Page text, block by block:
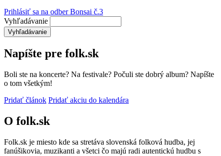
Prihlásiť sa na odber Bonsai č.3
Vyhľadávanie
Napíšte pre folk.sk
Boli ste na koncerte? Na festivale? Počuli ste dobrý album? Napíšte
o tom všetkým!
Pridať článok Pridať akciu do kalendára
O folk.sk
Folk.sk je miesto kde sa stretáva slovenská folková hudba, jej
fanúšikovia, muzikanti a všetci čo majú radi autentickú hudbu s